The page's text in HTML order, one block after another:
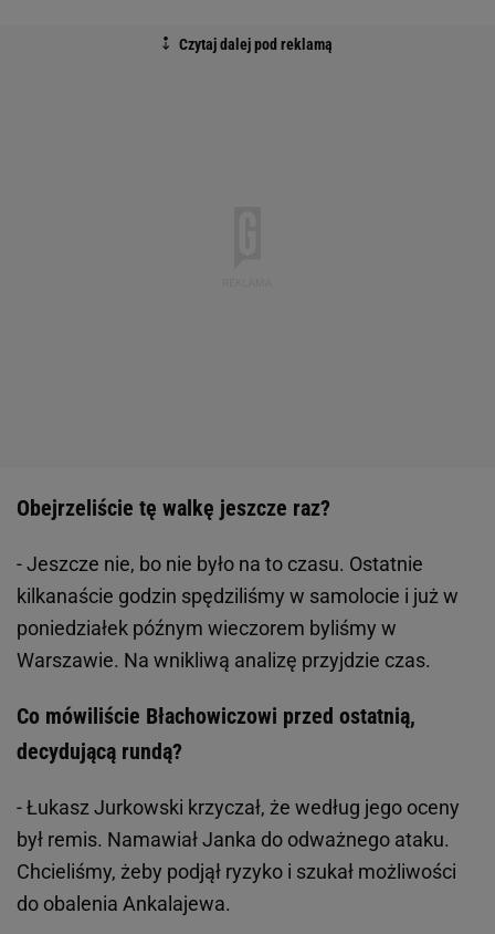
Obejrzeliście tę walkę jeszcze raz?
- Jeszcze nie, bo nie było na to czasu. Ostatnie
kilkanaście godzin spędziliśmy w samolocie i już w
poniedziałek późnym wieczorem byliśmy w
Warszawie. Na wnikliwą analizę przyjdzie czas.
Co mówiliście Błachowiczowi przed ostatnią,
decydującą rundą?
- Łukasz Jurkowski krzyczał, że według jego oceny
był remis. Namawiał Janka do odważnego ataku.
Chcieliśmy, żeby podjął ryzyko i szukał możliwości
do obalenia Ankalajewa.